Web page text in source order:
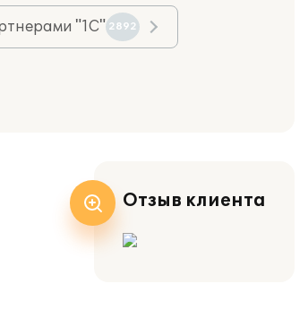
"1С" 2892
Отзыв клиента